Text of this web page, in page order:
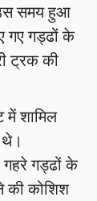
उस समय हुआ
गए गड्ढों के
ट्रक की
में शामिल
गहरे गड्ढों के
की कोशिश